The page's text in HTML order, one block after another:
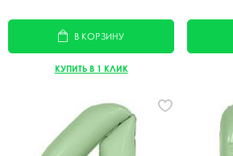
В КОРЗИНУ
КУПИТЬ В 1 КЛИК